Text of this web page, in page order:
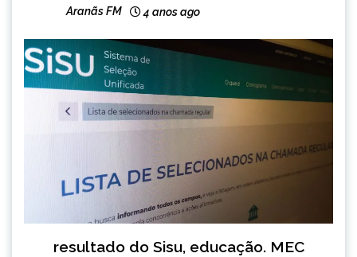
Aranãs FM 4 anos ago
resultado do Sisu, educação. MEC